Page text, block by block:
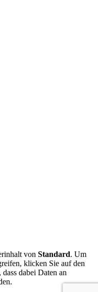
von Standard. Um
klicken Sie auf den
dabei Daten an